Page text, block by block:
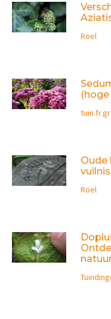
Roel
tuin.fr.gr
Oude
Roel